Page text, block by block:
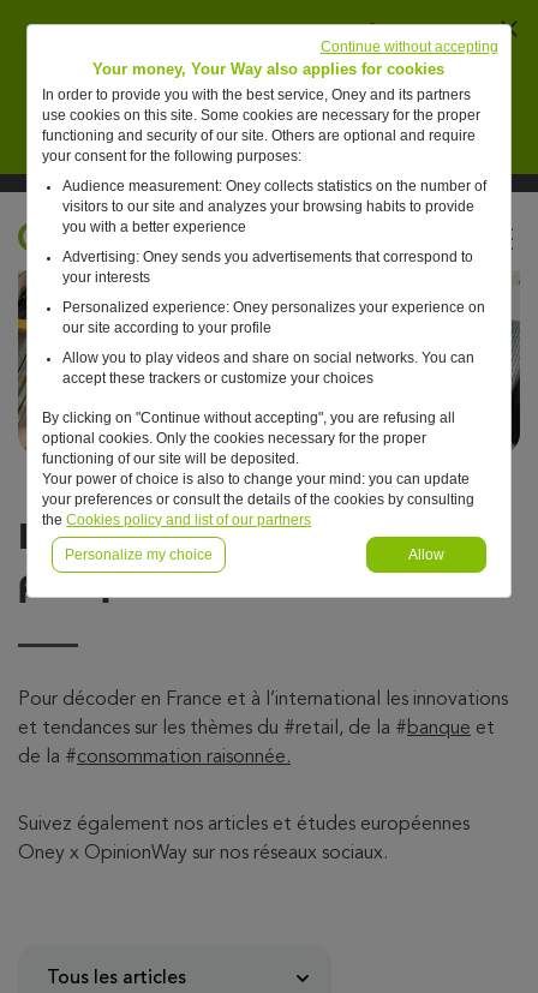
pour des collaborateurs de Oney pour vendre de
faux placements financiers.
En savoir plus
Suivre Oney sur LinkedIn
Suivre Oney sur YouTubeVoir les articles #oneday
Retour à l'accueil ?
Le rendez-vous
prospective
Pour décoder en France et à l’international les innovations
et tendances sur les thèmes du #retail , de la #banque et
de la #consommation raisonnée.
Suivez également nos articles et études européennes
Oney x OpinionWay sur nos réseaux sociaux.
Your money, Your Way also applies for cookies
In order to provide you with the best service, Oney and its partners
use cookies on this site. Some cookies are necessary for the proper
functioning and security of our site. Others are optional and require
your consent for the following purposes:
Audience measurement: Oney collects statistics on the number of
visitors to our site and analyzes your browsing habits to provide
you with a better experience
Advertising: Oney sends you advertisements that correspond to
your interests
Personalized experience: Oney personalizes your experience on
our site according to your profile
Allow you to play videos and share on social networks. You can
accept these trackers or customize your choices
By clicking on "Continue without accepting", you are refusing all
optional cookies. Only the cookies necessary for the proper
functioning of our site will be deposited.
Your power of choice is also to change your mind: you can update
your preferences or consult the details of the cookies by consulting
theCookies policy and list of our partners
Personalize my choice Allow
Continue without accepting